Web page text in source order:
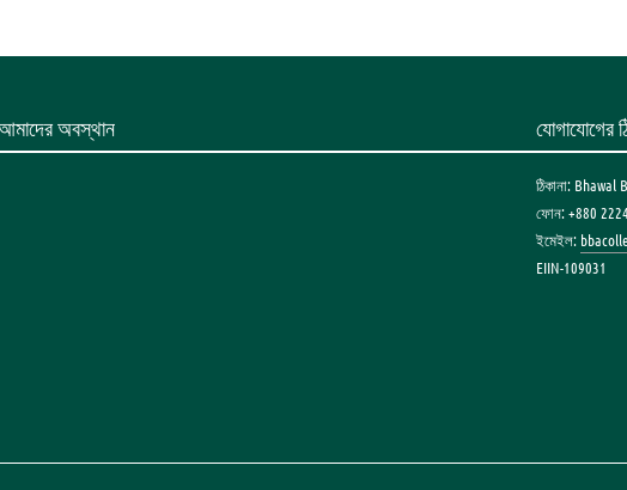
অবস্থান যোগাযোগের
ঠিকানা:
ফোন: +880
ইমেইল:
EIIN-109031